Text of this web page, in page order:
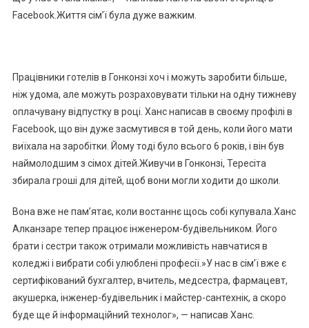
Facebook.Життя сім’ї була дуже важким.
Працівники готелів в Гонконзі хоч і можуть заробити більше,
ніж удома, але можуть розраховувати тільки на одну тижневу
оплачувану відпустку в році. Ханс написав в своєму профілі в
Facebook, що він дуже засмутився в той день, коли його мати
виїхала на заробітки. Йому тоді було всього 6 років, і він був
наймолодшим з сімох дітей.Живучи в Гонконзі, Тересіта
збирала гроші для дітей, щоб вони могли ходити до школи.
Вона вже не пам’ятає, коли востаннє щось собі купувала.Ханс
Алканзаре тепер працює інженером-будівельником. Його
брати і сестри також отримали можливість навчатися в
коледжі і вибрати собі улюблені професії.»У нас в сім’ї вже є
сертифікований бухгалтер, вчитель, медсестра, фармацевт,
акушерка, інженер-будівельник і майстер-сантехнік, а скоро
буде ще й інформаційний технолог», — написав Ханс.